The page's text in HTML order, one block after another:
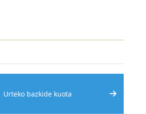
Urteko bazkide kuota